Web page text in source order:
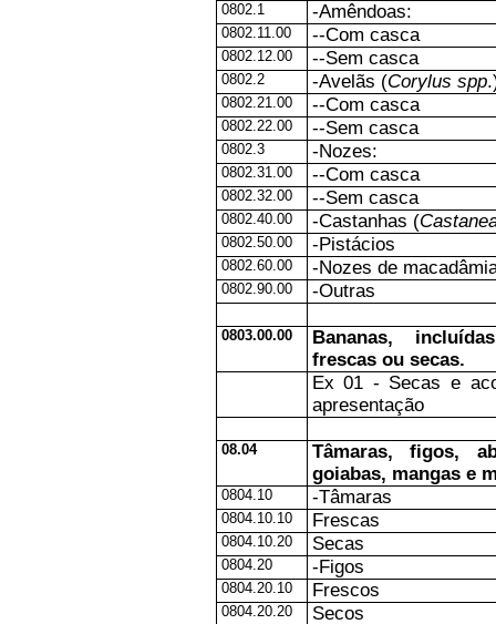
0802.1 -Amêndoas:
0802.11.00 --Com casca
0802.12.00 --Sem casca
0802.2 -Avelãs (Corylus spp
0802.21.00 --Com casca
0802.22.00 --Sem casca
0802.3 -Nozes:
0802.31.00 --Com casca
0802.32.00 --Sem casca
0802.40.00 -Castanhas (
0802.50.00 -Pistácios
0802.60.00 -Nozes de
0802.90.00 -Outras
0803.00.00
Bananas,
frescas ou secas.
Ex 01 - Secas e
apresentação
08.04
Tâmaras, figos,
goiabas, mangas e
0804.10 -Tâmaras
0804.10.10 Frescas
0804.10.20 Secas
0804.20 -Figos
0804.20.10 Frescos
0804.20.20 Secos